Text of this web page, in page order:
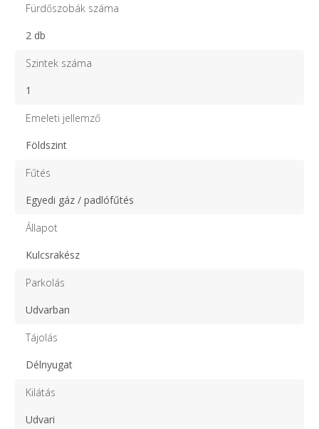
Fürdőszobák száma
2 db
Szintek száma
1
Emeleti jellemző
Földszint
Fűtés
Egyedi gáz / padlófűtés
Állapot
Kulcsrakész
Parkolás
Udvarban
Tájolás
Délnyugat
Kilátás
Udvari